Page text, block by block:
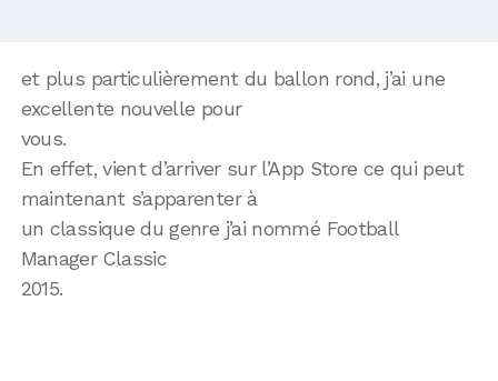
et plus particulièrement du ballon rond, j’ai une
excellente nouvelle pour
vous.
En effet, vient d’arriver sur l’App Store ce qui peut
maintenant s’apparenter à
un classique du genre j’ai nommé Football
Manager Classic
2015.